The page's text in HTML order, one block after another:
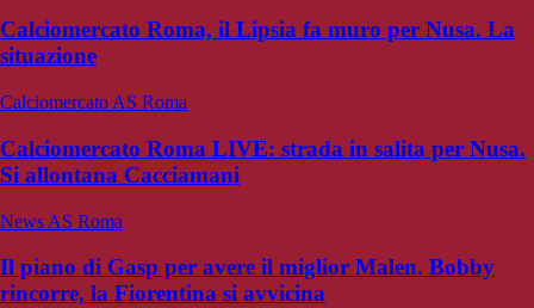
Calciomercato Roma, il Lipsia fa muro per Nusa. La
situazione
Calciomercato AS Roma
Calciomercato Roma LIVE: strada in salita per Nusa.
Si allontana Cacciamani
News AS Roma
Il piano di Gasp per avere il miglior Malen. Bobby
rincorre, la Fiorentina si avvicina